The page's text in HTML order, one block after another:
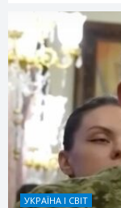
УКРАЇНА І СВІТ